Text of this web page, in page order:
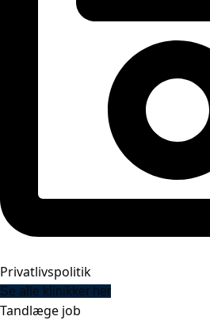
Privatlivspolitik
Se alle klinikker her
Tandlæge job